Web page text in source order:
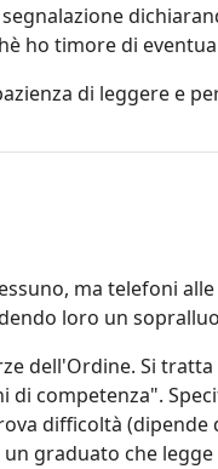
ho timore di
di leggere e
ma telefoni
loro un
dell'Ordine. Si
di competenza".
difficoltà (dipende
graduato che